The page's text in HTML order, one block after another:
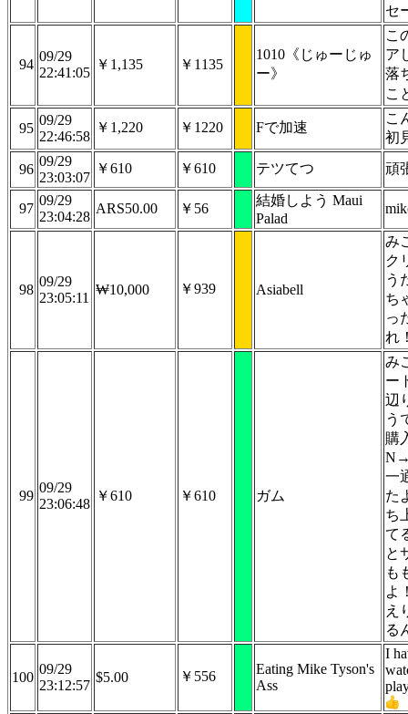
セ
94
09/29
22:41:05
￥1,135 ￥1135
1010《じゅーじゅ
ー》
こ
ア
落
こ
95
09/29
22:46:58
￥1,220 ￥1220 Fで加速
こ
初
96
09/29
23:03:07
￥610 ￥610 テツてつ 頑
97
09/29
23:04:28
ARS50.00 ￥56
結婚しよう Maui
Palad
98
09/29
23:05:11
₩10,000 ￥939 Asiabell
み
ク
う
ち
っ
れ
99
09/29
23:06:48
￥610 ￥610 ガム
み
ー
辺
う
購
一
た
ち
て
と
も
よ
え
る
100
09/29
23:12:57
$5.00 ￥556
Eating Mike Tyson's
Ass
I